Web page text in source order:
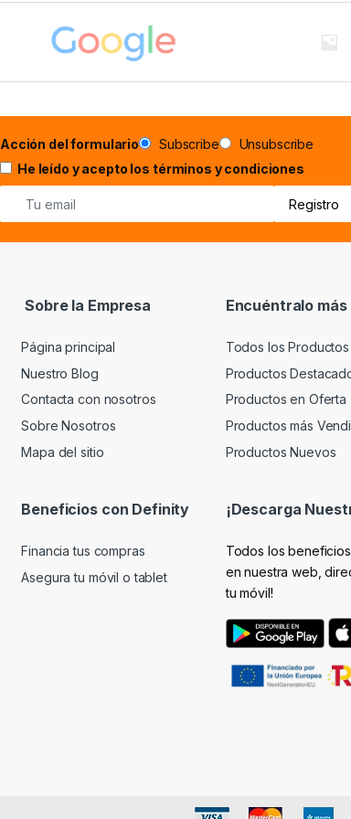
Acción del formulario Subscribe
Unsubscribe
He leído y acepto los términos y condiciones
Sobre la Empresa
Página principal
Nuestro Blog
Contacta con nosotros
Sobre Nosotros
Mapa del sitio
Encuéntralo
Todos los Productos
Productos
Productos en Oferta
Productos más
Productos Nuevos
Beneficios con Definity
Financia tus compras
Asegura tu móvil o tablet
¡Descarga
Todos los
en nuestra web,
tu móvil!